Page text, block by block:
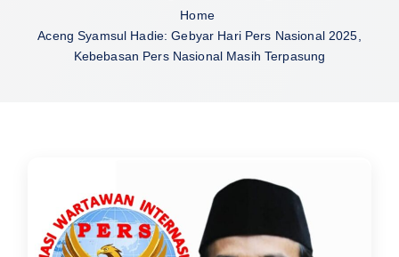
Home
Aceng Syamsul Hadie: Gebyar Hari Pers Nasional 2025,
Kebebasan Pers Nasional Masih Terpasung